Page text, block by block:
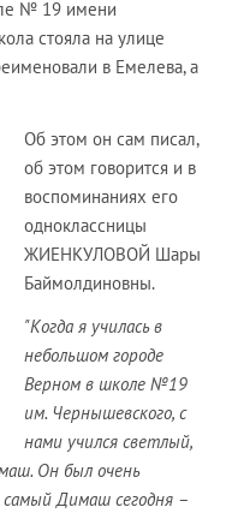
№ 19 имени
стояла на улице
в Емелева, а
Об этом он сам писал,
об этом говорится и в
воспоминаниях его
одноклассницы
ЖИЕНКУЛОВОЙ Шары
Баймолдиновны.
"Когда я училась в
небольшом городе
Верном в школе №19
им. Чернышевского, с
нами учился светлый,
Он был очень
Димаш сегодня –